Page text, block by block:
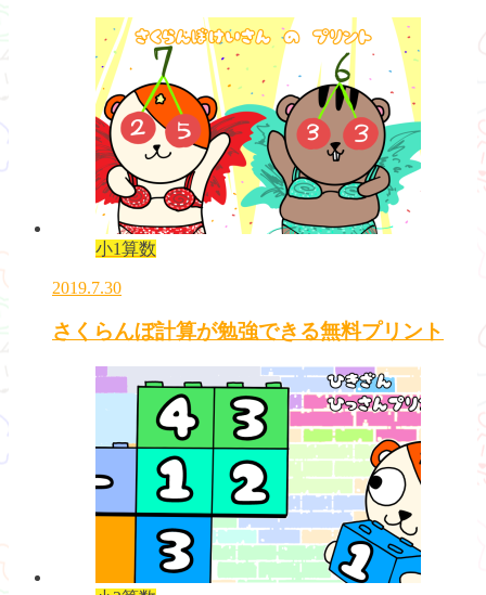
小1算数
2019.7.30
さくらんぼ計算が勉強できる無料プリント